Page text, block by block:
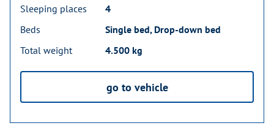
Sleeping places
4
Beds
Single bed, Drop-down bed
Total weight
4.500 kg
go to vehicle